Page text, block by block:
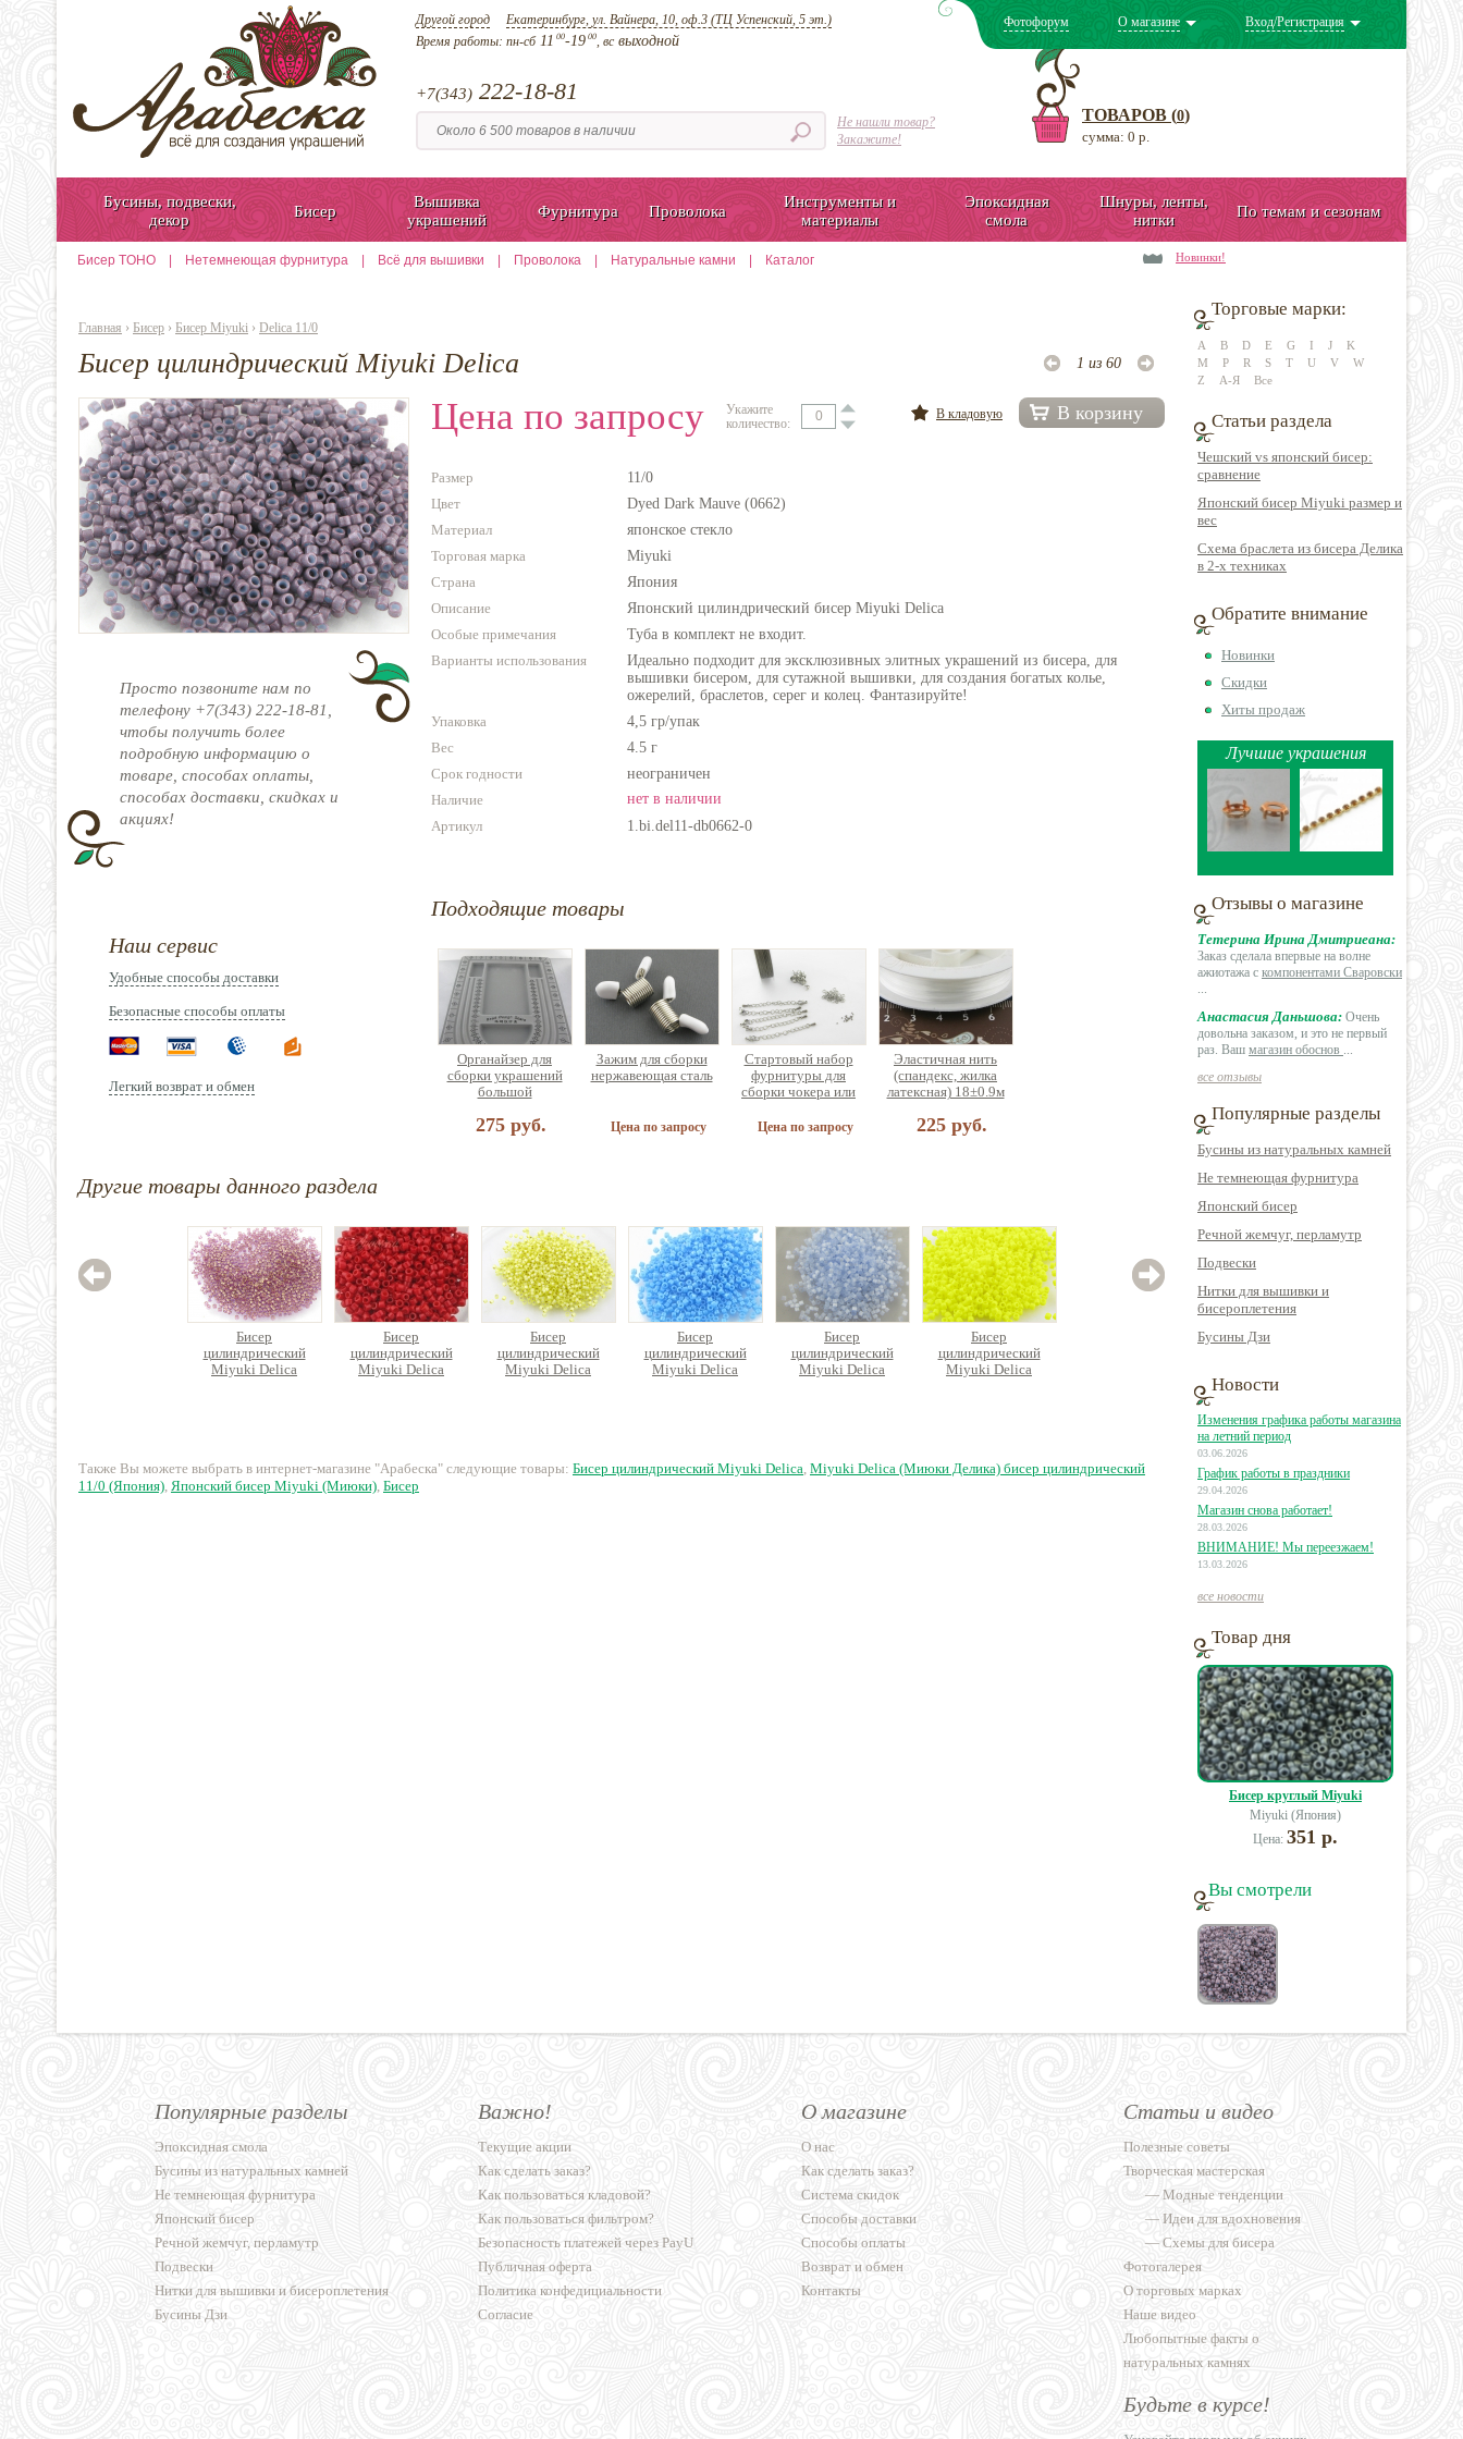
Другой город Екатеринбург, ул. Вайнера, 10, оф.3 (ТЦ Успенский, 5 эт.)
Время работы: пн-сб11 00-19 00, всвыходной
+7(343) 222-18-81
Не нашли товар?
Закажите!
Фотофорум О магазине Вход/Регистрация
ТОВАРОВ (0)
сумма: 0 р.
Бусины, подвески,
декор
Бисер
Вышивка
украшений
Фурнитура Проволока
Инструменты и
материалы
Эпоксидная
смола
Шнуры, ленты,
нитки
По темам и сезонам
Бисер TOHO Нетемнеющая фурнитура Всё для вышивки Проволока Натуральные камни Каталог Новинки!
Главная › Бисер › Бисер Miyuki › Delica 11/0
Бисер цилиндрический Miyuki Delica 1 из 60
Просто позвоните нам по
телефону +7(343) 222-18-81,
чтобы получить более
подробную информацию о
товаре, способах оплаты,
способах доставки, скидках и
акциях!
Наш сервис
Удобные способы доставки
Безопасные способы оплаты
Легкий возврат и обмен
Цена по запросу
Укажите
количество:
В корзину
В кладовую
Размер
11/0
Цвет
Dyed Dark Mauve (0662)
Материал
японское стекло
Торговая марка
Miyuki
Страна
Япония
Описание
Японский цилиндрический бисер Miyuki Delica
Особые примечания
Туба в комплект не входит.
Варианты использования
Идеально подходит для эксклюзивных элитных украшений из бисера, для
вышивки бисером, для сутажной вышивки, для создания богатых колье,
ожерелий, браслетов, серег и колец. Фантазируйте!
Упаковка
4,5 гр/упак
Вес
4.5 г
Срок годности
неограничен
Наличие
нет в наличии
Артикул
1.bi.del11-db0662-0
Подходящие товары
Органайзер для
сборки украшений
большой
275 руб.
Зажим для сборки
нержавеющая сталь
Цена по запросу
Стартовый набор
фурнитуры для
сборки чокера или
украшений)
Цена по запросу
Эластичная нить
(спандекс, жилка
латексная) 18±0.9м
225 руб.
Лоток для сборки
браслетов разных
диаметров
390 руб.
Другие товары данного раздела
Бисер
цилиндрический
Miyuki Delica
Бисер
цилиндрический
Miyuki Delica
Бисер
цилиндрический
Miyuki Delica
Бисер
цилиндрический
Miyuki Delica
Бисер
цилиндрический
Miyuki Delica
Бисер
цилиндрический
Miyuki Delica
Бисер
390 руб.
Также Вы можете выбрать в интернет-магазине "Арабеска" следующие товары: Бисер цилиндрический Miyuki Delica, Miyuki Delica (Миюки Делика) бисер цилиндрический
11/0 (Япония), Японский бисер Miyuki (Миюки), Бисер
Торговые марки:
A B D E G I J
K
M
P R S T U V
W
Z
А-Я Все
Статьи раздела
Чешский vs японский бисер:
сравнение
Японский бисер Miyuki размер и
вес
Схема браслета из бисера Делика
в 2-х техниках
Обратите внимание
Новинки
Скидки
Хиты продаж
Лучшие украшения
Отзывы о магазине
Тетерина Ирина Дмитриеана:
Заказ сделала впервые на волне
ажиотажа с компонентами Сваровски
...
Анастасия Даньшова: Очень
довольна заказом, и это не первый
раз. Ваш магазин обоснов ...
все отзывы
Популярные разделы
Бусины из натуральных камней
Не темнеющая фурнитура
Японский бисер
Речной жемчуг, перламутр
Подвески
Нитки для вышивки и
бисероплетения
Бусины Дзи
Новости
Изменения графика работы магазина
на летний период
03.06.2026
График работы в праздники
29.04.2026
Магазин снова работает!
28.03.2026
ВНИМАНИЕ! Мы переезжаем!
13.03.2026
все новости
Товар дня
Бисер круглый Miyuki
Miyuki (Япония)
Цена: 351 р.
Вы смотрели
Популярные разделы
Эпоксидная смола
Бусины из натуральных камней
Не темнеющая фурнитура
Японский бисер
Речной жемчуг, перламутр
Подвески
Нитки для вышивки и бисероплетения
Бусины Дзи
Важно!
Текущие акции
Как сделать заказ?
Как пользоваться кладовой?
Как пользоваться фильтром?
Безопасность платежей через PayU
Публичная оферта
Политика конфедициальности
Согласие
О магазине
О нас
Как сделать заказ?
Система скидок
Способы доставки
Способы оплаты
Возврат и обмен
Контакты
Статьи и видео
Полезные советы
Творческая мастерская
—Модные тенденции
—Идеи для вдохновения
—Схемы для бисера
Фотогалерея
О торговых марках
Наше видео
Любопытные факты о
натуральных камнях
Будьте в курсе!